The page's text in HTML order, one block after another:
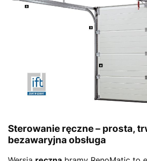
Sterowanie ręczne – prosta,
bezawaryjna obsługa